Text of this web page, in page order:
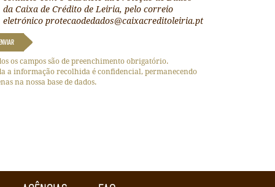
da Caixa de Crédito de Leiria, pelo correio
eletrónico protecaodedados@caixacreditoleiria.pt
os campos são de preenchimento obrigatório.
a informação recolhida é confidencial, permanecendo
na nossa base de dados.